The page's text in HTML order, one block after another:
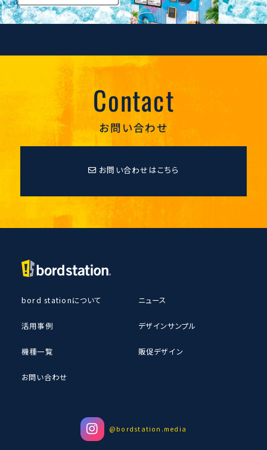
Contact
お問い合わせ
お問い合わせはこちら
bord stationについて ニュース
活用事例 デザインサンプル
機種一覧 販促デザイン
お問い合わせ
@bordstation.media